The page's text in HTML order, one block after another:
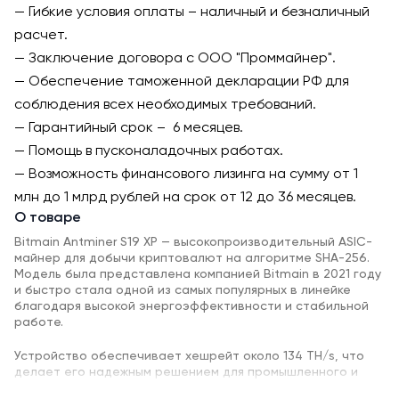
— Гибкие условия оплаты – наличный и безналичный
расчет.
— Заключение договора с ООО "Проммайнер".
— Обеспечение таможенной декларации РФ для
соблюдения всех необходимых требований.
— Гарантийный срок – 6 месяцев.
— Помощь в пусконаладочных работах.
— Возможность финансового лизинга на сумму от 1
млн до 1 млрд рублей на срок от 12 до 36 месяцев.
О товаре
Bitmain Antminer S19 XP — высокопроизводительный ASIC-
майнер для добычи криптовалют на алгоритме SHA-256.
Модель была представлена компанией Bitmain в 2021 году
и быстро стала одной из самых популярных в линейке
благодаря высокой энергоэффективности и стабильной
работе.
Устройство обеспечивает хешрейт около 134 TH/s, что
делает его надежным решением для промышленного и